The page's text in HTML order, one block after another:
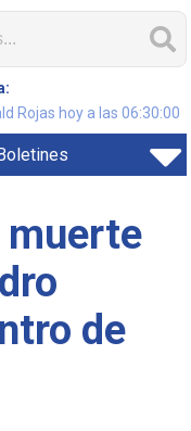
Rojas hoy a las 06:30:00
muerte
de